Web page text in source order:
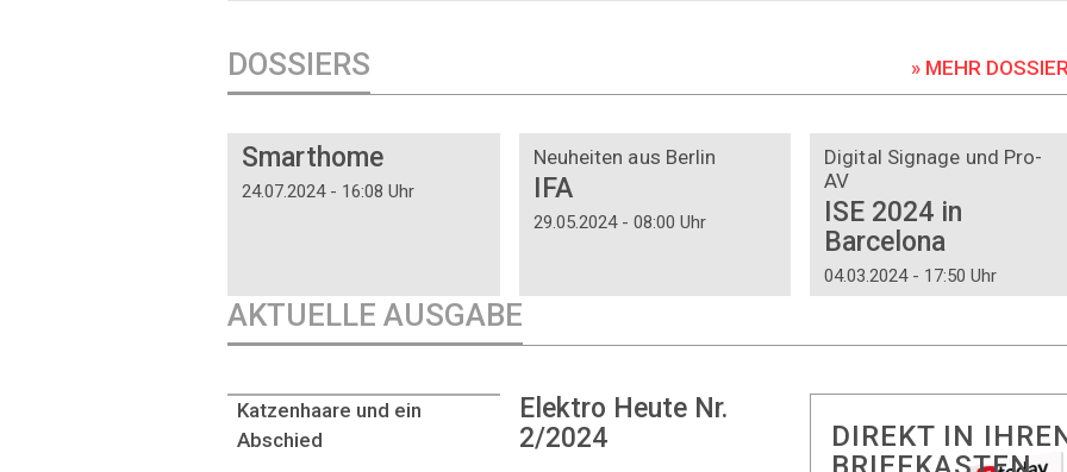
DOSSIERS » MEHR
Smarthome
24.07.2024 - 16:08 Uhr
Neuheiten aus Berlin
IFA
29.05.2024 - 08:00 Uhr
Digital Signage und Pro-
AV
ISE 2024 in
Barcelona
04.03.2024 - 17:50 Uhr
AKTUELLE AUSGABE
Elektro Heute Nr.
2/2024
Katzenhaare und ein
Abschied
DIREKT IN